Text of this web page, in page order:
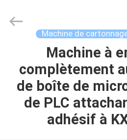
ACCUEIL
PRODUITS
Machinery
Machine de
Machine à
complètement
de boîte de
de PLC
adhésif à